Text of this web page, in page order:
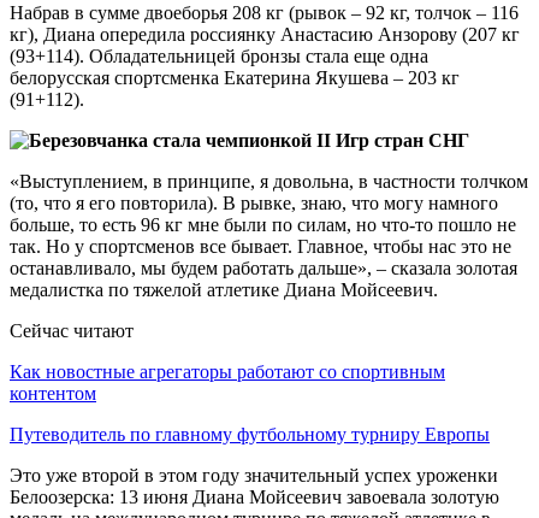
Набрав в сумме двоеборья 208 кг (рывок – 92 кг, толчок – 116
кг), Диана опередила россиянку Анастасию Анзорову (207 кг
(93+114). Обладательницей бронзы стала еще одна
белорусская спортсменка Екатерина Якушева – 203 кг
(91+112).
«Выступлением, в принципе, я довольна, в частности толчком
(то, что я его повторила). В рывке, знаю, что могу намного
больше, то есть 96 кг мне были по силам, но что-то пошло не
так. Но у спортсменов все бывает. Главное, чтобы нас это не
останавливало, мы будем работать дальше», – сказала золотая
медалистка по тяжелой атлетике Диана Мойсеевич.
Сейчас читают
Как новостные агрегаторы работают со спортивным
контентом
Путеводитель по главному футбольному турниру Европы
Это уже второй в этом году значительный успех уроженки
Белоозерска: 13 июня Диана Мойсеевич завоевала золотую